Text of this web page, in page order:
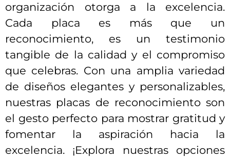
organización otorga a la excelencia.
Cada placa es más que un
reconocimiento, es un testimonio
tangible de la calidad y el compromiso
que celebras. Con una amplia variedad
de diseños elegantes y personalizables,
nuestras placas de reconocimiento son
el gesto perfecto para mostrar gratitud y
fomentar la aspiración hacia la
excelencia. ¡Explora nuestras opciones